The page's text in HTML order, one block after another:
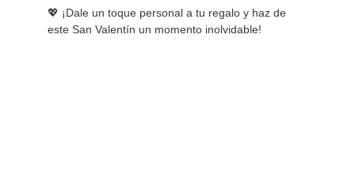
💖 ¡Dale un toque personal a tu regalo y haz de
este San Valentín un momento inolvidable!